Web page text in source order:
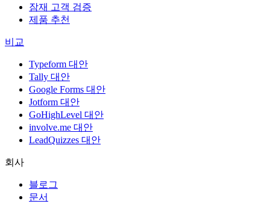
잠재 고객 검증
제품 추천
비교
Typeform 대안
Tally 대안
Google Forms 대안
Jotform 대안
GoHighLevel 대안
involve.me 대안
LeadQuizzes 대안
회사
블로그
문서